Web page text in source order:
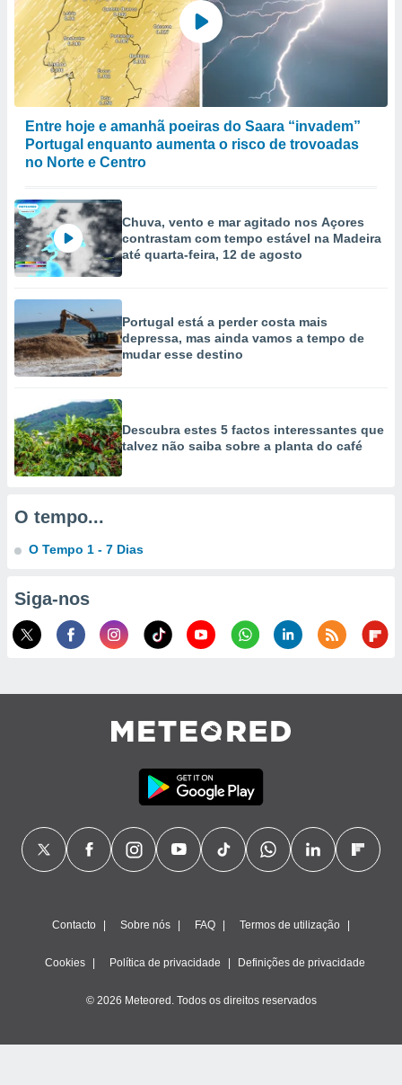
ou aceder
num
para
utilizar
criar
medir
da
medir o
dos
de
de dados
dados
estudos
de
Entre hoje e amanhã poeiras do Saara “invadem”
Portugal enquanto aumenta o risco de trovoadas
no Norte e Centro
Chuva, vento e mar agitado nos Açores
contrastam com tempo estável na Madeira
até quarta-feira, 12 de agosto
Portugal está a perder costa mais
depressa, mas ainda vamos a tempo de
mudar esse destino
Descubra estes 5 factos interessantes que
talvez não saiba sobre a planta do café
O tempo...
O Tempo 1 - 7 Dias
Siga-nos
Contacto Sobre nós FAQ Termos de utilização
Cookies Política de privacidade Definições de privacidade
© 2026 Meteored. Todos os direitos reservados